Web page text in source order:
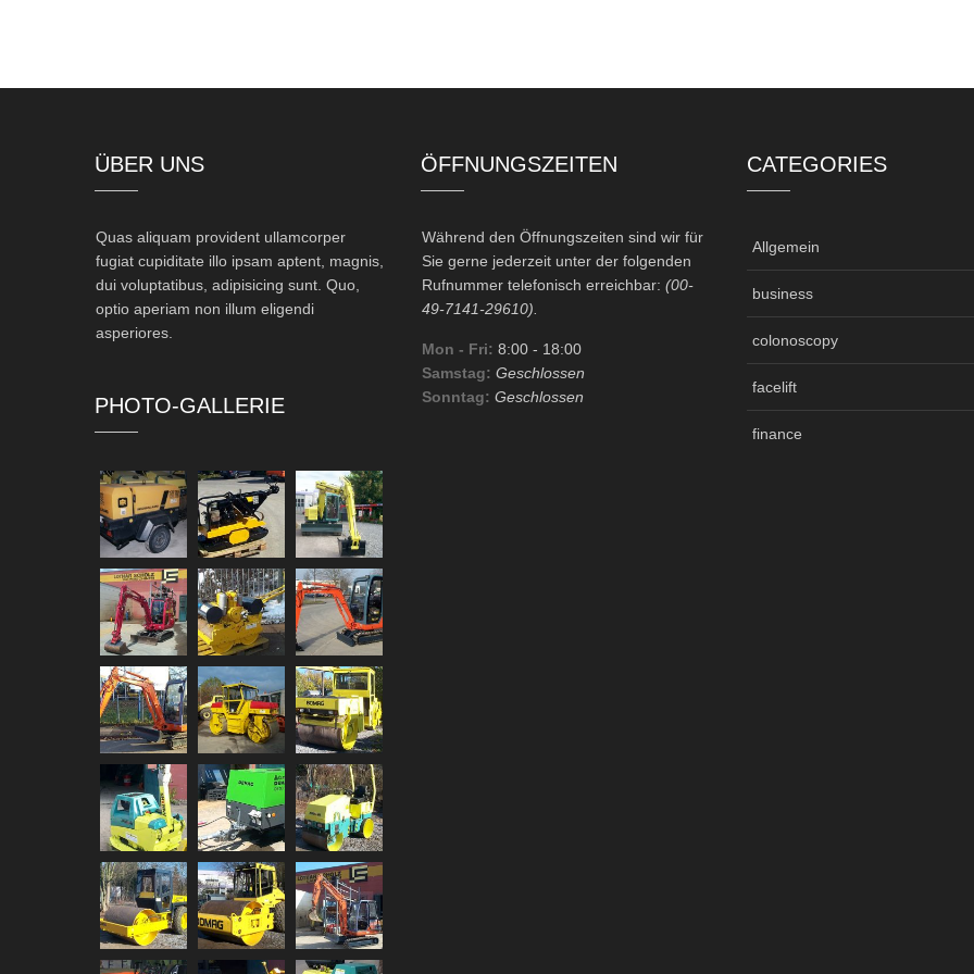
ÜBER UNS
Quas aliquam provident ullamcorper
fugiat cupiditate illo ipsam aptent, magnis,
dui voluptatibus, adipisicing sunt. Quo,
optio aperiam non illum eligendi
asperiores.
PHOTO-GALLERIE
ÖFFNUNGSZEITEN
Während den Öffnungszeiten sind wir für
Sie gerne jederzeit unter der folgenden
Rufnummer telefonisch erreichbar: (00-
49-7141-29610).
Mon - Fri: 8:00 - 18:00
Samstag: Geschlossen
Sonntag: Geschlossen
CATEGORIES
Allgemein
business
colonoscopy
facelift
finance